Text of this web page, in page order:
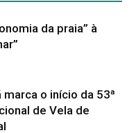
da praia” à
o início da 53ª
de Vela de